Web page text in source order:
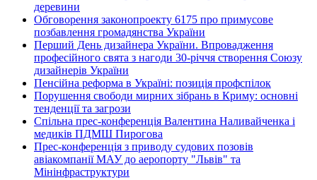
деревини
Обговорення законопроекту 6175 про примусове
позбавлення громадянства України
Перший День дизайнера України. Впровадження
професійного свята з нагоди 30-річчя створення Союзу
дизайнерів України
Пенсійна реформа в Україні: позиція профспілок
Порушення свободи мирних зібрань в Криму: основні
тенденції та загрози
Спільна прес-конференція Валентина Наливайченка і
медиків ПДМШ Пирогова
Прес-конференція з приводу судових позовів
авіакомпанії МАУ до аеропорту "Львів" та
Мінінфраструктури